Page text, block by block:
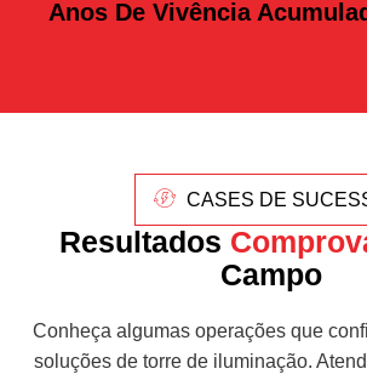
Anos De Vivência
CASES DE
Resultados
Campo
Conheça algumas operações que
soluções de torre de iluminação.